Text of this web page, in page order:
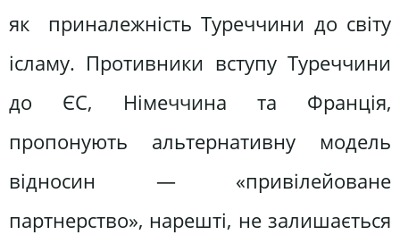
як приналежність Туреччини до світу
ісламу. Противники вступу Туреччини
до ЄС, Німеччина та Франція,
пропонують альтернативну модель
відносин — «привілейоване
партнерство», нарешті, не залишається